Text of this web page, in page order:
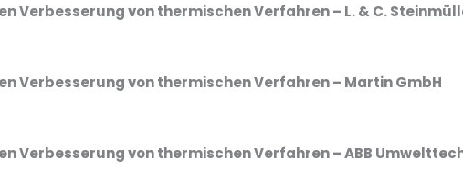
Verbesserung von thermischen Verfahren – L. & C.
Verbesserung von thermischen Verfahren – Martin GmbH
Verbesserung von thermischen Verfahren – ABB